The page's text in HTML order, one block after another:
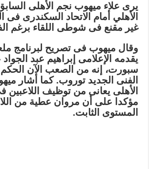
يرى علاء ميهوب نجم الأهلى
الأهلي أمام الاتحاد السكندرى فى
غير مقنع فى شوطى اللقاء برغم
وقال ميهوب فى تصريح لبرنامج
يقدمه الإعلامى إبراهيم عبد
سبورت، إنه من الصعب الآن الحكم
الفنى الجديد توروب. كما أشار
الأهلى يعانى من توظيف اللاعبين
مؤكدا على أن مروان عطية من
المستوى الثابت.